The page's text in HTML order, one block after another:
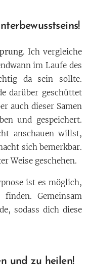
. Ich vergleiche
im Laufe des
da sein sollte.
darüber geschüttet
auch dieser Samen
und gespeichert.
anschauen willst,
sich bemerkbar.
Weise geschehen.
ist es möglich,
Gemeinsam
sodass dich diese
und zu heilen!